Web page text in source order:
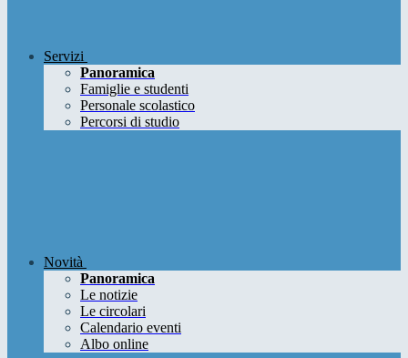
Servizi
Panoramica
Famiglie e studenti
Personale scolastico
Percorsi di studio
Novità
Panoramica
Le notizie
Le circolari
Calendario eventi
Albo online